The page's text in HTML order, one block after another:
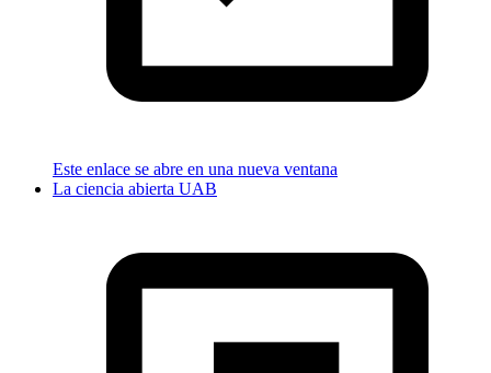
Este enlace se abre en una nueva ventana
La ciencia abierta UAB